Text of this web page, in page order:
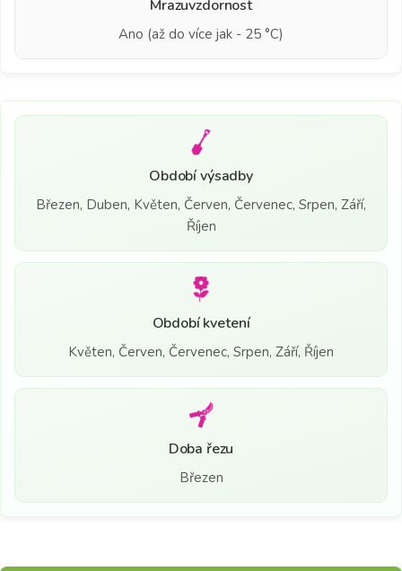
Mrazuvzdornost
Ano (až do více jak - 25 °C)
Období výsadby
Březen, Duben, Květen, Červen, Červenec, Srpen, Září,
Říjen
Období kvetení
Květen, Červen, Červenec, Srpen, Září, Říjen
Doba řezu
Březen